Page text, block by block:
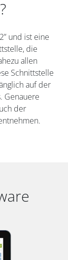
und ist eine
die
allen
Schnittstelle
auf der
Genauere
der